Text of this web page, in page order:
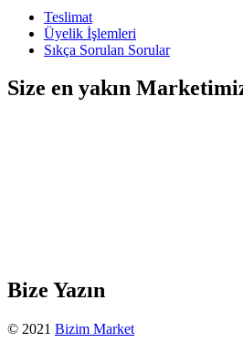
Teslimat
Üyelik İşlemleri
Sıkça Sorulan Sorular
Size en yakın
Bize Yazın
© 2021 Bizim Market